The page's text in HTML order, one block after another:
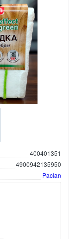
400401351
4900942135950
Paclan